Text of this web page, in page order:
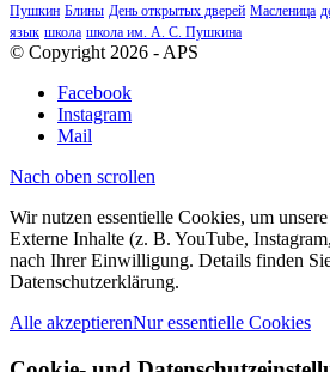
Пушкин Блины День открытых дверей Масленица
язык школа школа им. А. С. Пушкина
© Copyright 2026 - APS
Facebook
Instagram
Mail
Nach oben scrollen
Wir nutzen essentielle Cookies, um
Externe Inhalte (z. B. YouTube,
nach Ihrer Einwilligung. Details finden
Datenschutzerklärung.
Alle akzeptierenNur essentielle Cookies